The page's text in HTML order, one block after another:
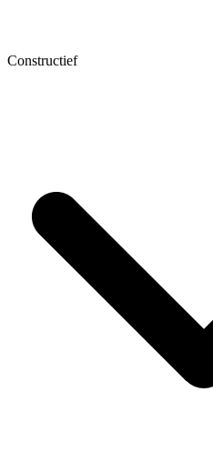
Constructief